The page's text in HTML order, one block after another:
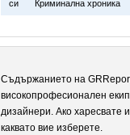
си Криминална хроника
Съдържанието на
високопрофесионален
дизайнери. Ако харесвате
каквато вие изберете.